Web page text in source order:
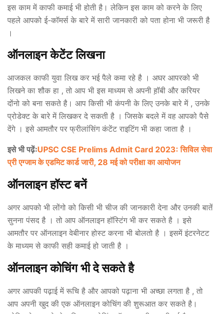
इस काम में काफी कमाई भी होती है। लेकिन इस काम को करने के लिए
पहले आपको ई-कॉमर्स के बारे में सारी जानकारी को पता होना भी जरूरी है
।
ऑनलाइन केटेंट लिखना
आजकल काफी युवा लिख कर भई पैले कमा रहे है । अघर आपरको भी
लिखने का शौक हा , तो आप भी इस माध्यम से अपनी ह़ॉबी और करियर
दोंनो को बना सकते है। आप किसी भी कंपनी के लिए उनके बारे में , उनके
प्रोडेक्ट के बारे में लिखकर दे सकती है । जिसके बदले में वह आपको पैसे
देंगे । इसे आमतौर पर फ्रीलांसिंग कंटेंट राइटिंग भी कहा जाता है ।
इसे भी पढ़ेंःUPSC CSE Prelims Admit Card 2023: सिविल सेवा
प्री एग्जाम के एडमिट कार्ड जारी, 28 मई को परीक्षा का आयोजन
ऑनलाइन हॉस्ट बनें
अगर आपको भी लोंगो को किसी भी चीज की जानकारी देना और उनकी बातें
सुनना पंसद है । तो आप ऑनलाइन हॉस्टिंग भी कर सकते है । इसे
आमतौर पर ऑनलाइन वेबीनार होस्ट करना भी बोलतो है । इसमें इंटरनेटट
के माध्यम से काफी सही कमाई हो जाती है ।
ऑनलाइन कोचिंग भी दे सकते है
अगर आपकी पढ़ाई में रूचि है और आपको पढ़ाना भी अच्छा लगता है , तो
आप अपनी खुद की एक ऑनलाइन कोचिंग की शुरूआत कर सकते है।